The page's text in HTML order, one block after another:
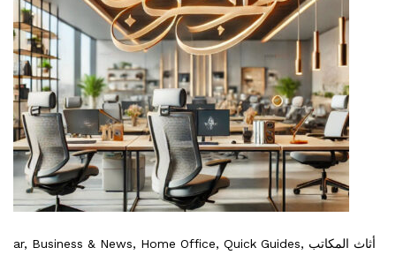
ar, Business & News, Home Office, Quick Guides, أثاث المكاتب